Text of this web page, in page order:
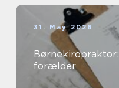
31. May 2026
forælder